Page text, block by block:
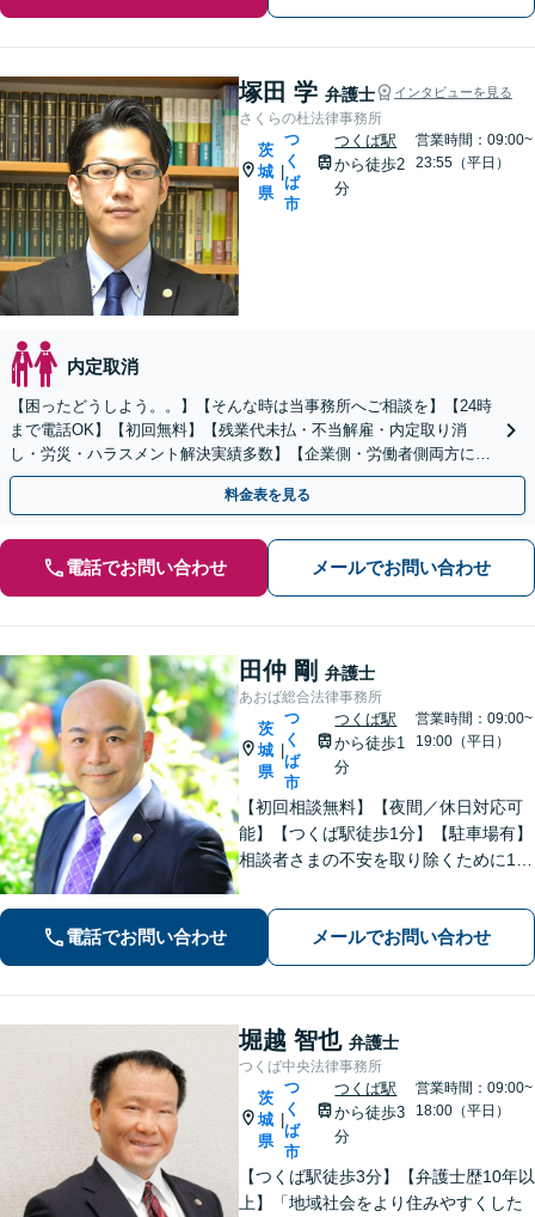
塚田 学 弁護士 インタビューを見る
さくらの杜法律事務所
茨
城
県
つ
く
ば
市
つくば駅
から徒歩2
分
営業時間：09:00~
23:55（平日）
内定取消
【困ったどうしよう。。】【そんな時は当事務所へご相談を】【24時
まで電話OK】【初回無料】【残業代未払・不当解雇・内定取り消
し・労災・ハラスメント解決実績多数】【企業側・労働者側両方に対
応可】【従業員トラブル、問題社員対応もお任せください】
料金表を見る
電話でお問い合わせ メールでお問い合わせ
田仲 剛 弁護士
あおば総合法律事務所
茨
城
県
つ
く
ば
市
つくば駅
から徒歩1
分
営業時間：09:00~
19:00（平日）
【初回相談無料】【夜間／休日対応可
能】【つくば駅徒歩1分】【駐車場有】
相談者さまの不安を取り除くために1件
談者さまに寄り添った解決方法を提案
することを心がけています。まずはお
気軽にお問い合わせください。
電話でお問い合わせ メールでお問い合わせ
堀越 智也 弁護士
つくば中央法律事務所
茨
城
県
つ
く
ば
市
つくば駅
から徒歩3
分
営業時間：09:00~
18:00（平日）
【つくば駅徒歩3分】【弁護士歴10年以
上】「地域社会をより住みやすくした